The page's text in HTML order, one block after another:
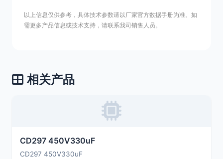
以上信息仅供参考，具体技术参数请以厂家官方数据手册为准。如
需更多产品信息或技术支持，请联系我司销售人员。
相关产品
CD297 450V330uF
CD297 450V330uF